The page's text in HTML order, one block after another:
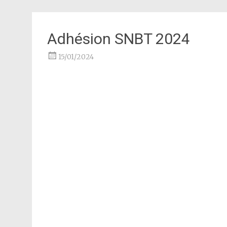
Adhésion SNBT 2024
15/01/2024